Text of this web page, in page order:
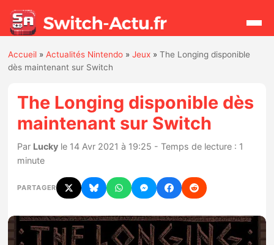
Actualités
Jeux
Hardware
Chiffres de ventes
Accueil »Actualités Nintendo »Jeux »The Longing disponible
dès maintenant sur Switch
The Longing disponible dès
maintenant sur Switch
Par Lucky le 14 Avr 2021 à 19:25 - Temps de lecture : 1
minute
PARTAGER